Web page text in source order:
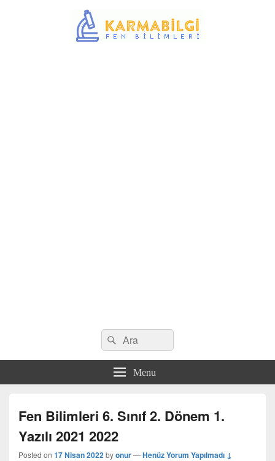
Search
for:
Ara
Menu
Fen Bilimleri 6. Sınıf 2. Dönem 1.
Yazılı 2021 2022
Posted on 17 Nisan 2022byonur—Henüz Yorum Yapılmadı ↓